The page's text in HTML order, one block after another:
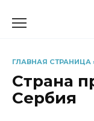
ГЛАВНАЯ СТРАНИЦА
Страна
Сербия